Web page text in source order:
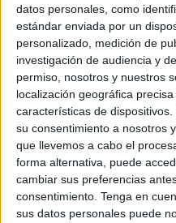
datos personales, como
estándar enviada por un
personalizado, medición de
investigación de audiencia y
permiso, nosotros y nuestros
localización geográfica
características de
su consentimiento a nosotros
que llevemos a cabo el
forma alternativa, puede
cambiar sus preferencias
consentimiento. Tenga en
sus datos personales puede
20 IDEAS Y
CELEBRAR EL DÍA
Publicado el 22 abril, 2025
El 23 de abril, Día
perfecta para despertar o
entre nuestros estudiantes
[…]